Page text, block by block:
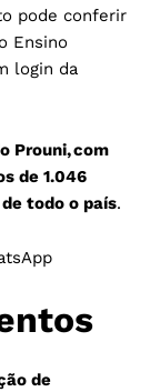
pode conferir
Ensino
login da
Prouni, com
de 1.046
todo o país.
de